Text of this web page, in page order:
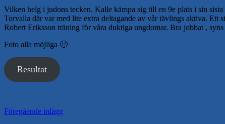
Vilken helg i judons tecken. Kalle kämpa sig till en 9e plats i sin
Torvalla där var med lite extra deltagande av vår tävlings aktiva.
Robert Eriksson träning för våra duktiga ungdomar. Bra jobbat ,
Foto alla möjliga 🙂
Resultat
Inläggsnavigering
Föregående inlägg